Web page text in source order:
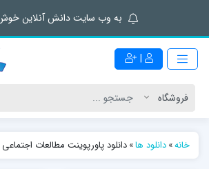
به وب سایت دانش آنلاین
|
خانه»دانلود ها»دانلود پاورپوینت مطالعات اجتماعی